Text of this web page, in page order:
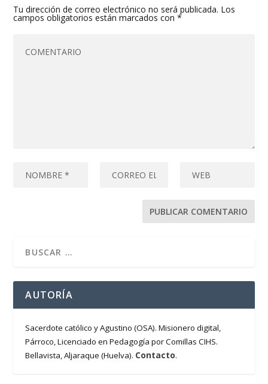
Tu dirección de correo electrónico no será publicada. Los
campos obligatorios están marcados con*
AUTORÍA
Sacerdote católico y Agustino (OSA). Misionero digital,
Párroco, Licenciado en Pedagogía por Comillas CIHS.
Bellavista, Aljaraque (Huelva). Contacto.